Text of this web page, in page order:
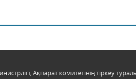
Ақпарат комитетінің тіркеу